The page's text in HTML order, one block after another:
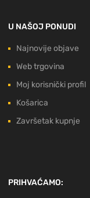
U NAŠOJ PONUDI
Najnovije objave
Web trgovina
Moj korisnički profil
Košarica
Završetak kupnje
PRIHVAĆAMO: